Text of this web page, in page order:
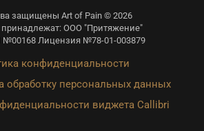
защищены Art of Pain © 2026
принадлежат: ООО "Притяжение"
№00168 Лицензия №78-01-003879
конфиденциальности
обработку персональных данных
виджета Callibri